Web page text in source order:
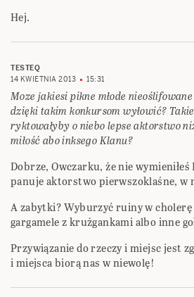
Hej.
TESTEQ
14 KWIETNIA 2013
15:31
Moze jakiesi pikne młode
dzięki takim konkursom wyłowić?
ryktowałyby o niebo lepse aktorstwo
miłość abo inksego Klanu?
Dobrze, Owczarku, że nie
panuje aktorstwo pierwszoklaśne, w
A zabytki? Wyburzyć ruiny w
gargamele z krużgankami albo inne
Przywiązanie do rzeczy i miejsc jest
i miejsca biorą nas w niewolę!